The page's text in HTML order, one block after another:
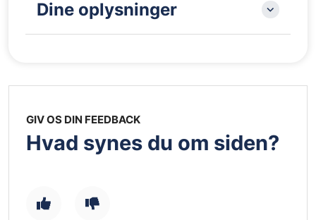
Dine oplysninger
GIV OS DIN FEEDBACK
Hvad synes du om siden?